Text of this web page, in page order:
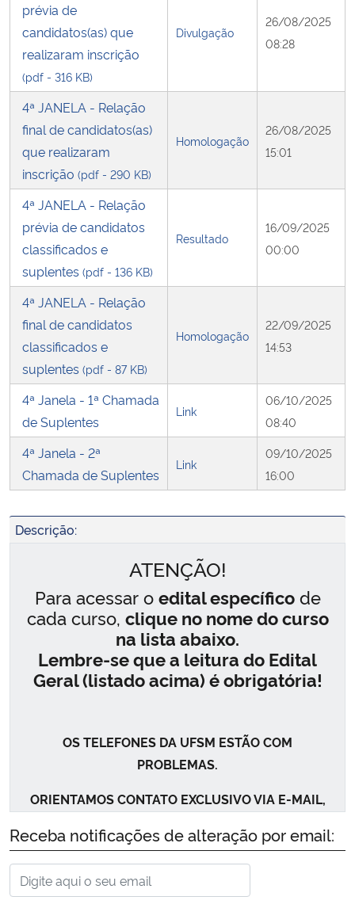
prévia de
candidatos(as) que
realizaram inscrição
(pdf - 316 KB)
Divulgação
26/08/2025
08:28
4ª JANELA - Relação
final de candidatos(as)
que realizaram
inscrição (pdf - 290 KB)
Homologação
26/08/2025
15:01
4ª JANELA - Relação
prévia de candidatos
classificados e
suplentes (pdf - 136 KB)
Resultado
16/09/2025
00:00
4ª JANELA - Relação
final de candidatos
classificados e
suplentes (pdf - 87 KB)
Homologação
22/09/2025
14:53
4ª Janela - 1ª Chamada
de Suplentes
Link
06/10/2025
08:40
4ª Janela - 2ª
Chamada de Suplentes
Link
09/10/2025
16:00
Descrição:
ATENÇÃO!
Para acessar o edital específicode
cada curso, clique no nome do curso
na lista abaixo.
Lembre-se que a leitura do Edital
Geral (listado acima) é obrigatória!
OS TELEFONES DA UFSM ESTÃO COM
PROBLEMAS.
ORIENTAMOS CONTATO EXCLUSIVO VIA E-MAIL,
EDITAL ESPECÍFICO 1ª janela
CURSOS DE DOUTORADO
Receba notificações de alteração por email: